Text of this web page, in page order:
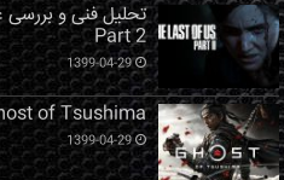
Part 2
1399-04-29
of Tsushima
1399-04-29